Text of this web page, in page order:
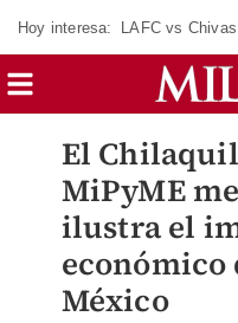
Hoy interesa: LAFC vs Chivas
El
MiPyME
ilustra el
económico
México